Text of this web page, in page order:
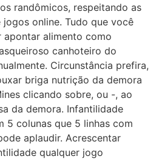
randômicos, respeitando as
online. Tudo que você
alimento como
canhoteiro do
Circunstância prefira,
briga nutrição da demora
clicando sobre, ou -, ao
da demora. Infantilidade
5 colunas que 5 linhas com
aplaudir. Acrescentar
qualquer jogo